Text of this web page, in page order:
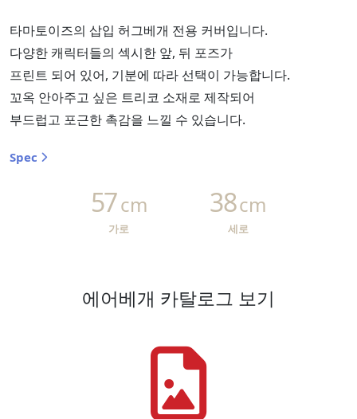
타마토이즈의 삽입 허그베개 전용 커버입니다.
다양한 캐릭터들의 섹시한 앞, 뒤 포즈가
프린트 되어 있어, 기분에 따라 선택이 가능합니다.
꼬옥 안아주고 싶은 트리코 소재로 제작되어
부드럽고 포근한 촉감을 느낄 수 있습니다.
Spec
가로
57cm
세로
38cm
에어베개 카탈로그 보기